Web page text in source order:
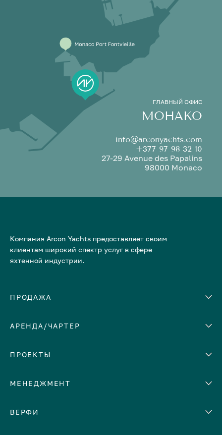
ГЛАВНЫЙ ОФИС
МОНАКО
info@arconyachts.com
+377 97 98 32 10
27-29 Avenue des Papalins
98000 Monaco
Компания Arcon Yachts предоставляет своим
клиентам широкий спектр услуг в сфере
яхтенной индустрии.
ПРОДАЖА
Количество кают
АРЕНДА/ЧАРТЕР
ЕВРОПА
Греция
Испания
ПРОЕКТЫ
МЕНЕДЖМЕНТ
Помощь с продажей яхты
ВЕРФИ